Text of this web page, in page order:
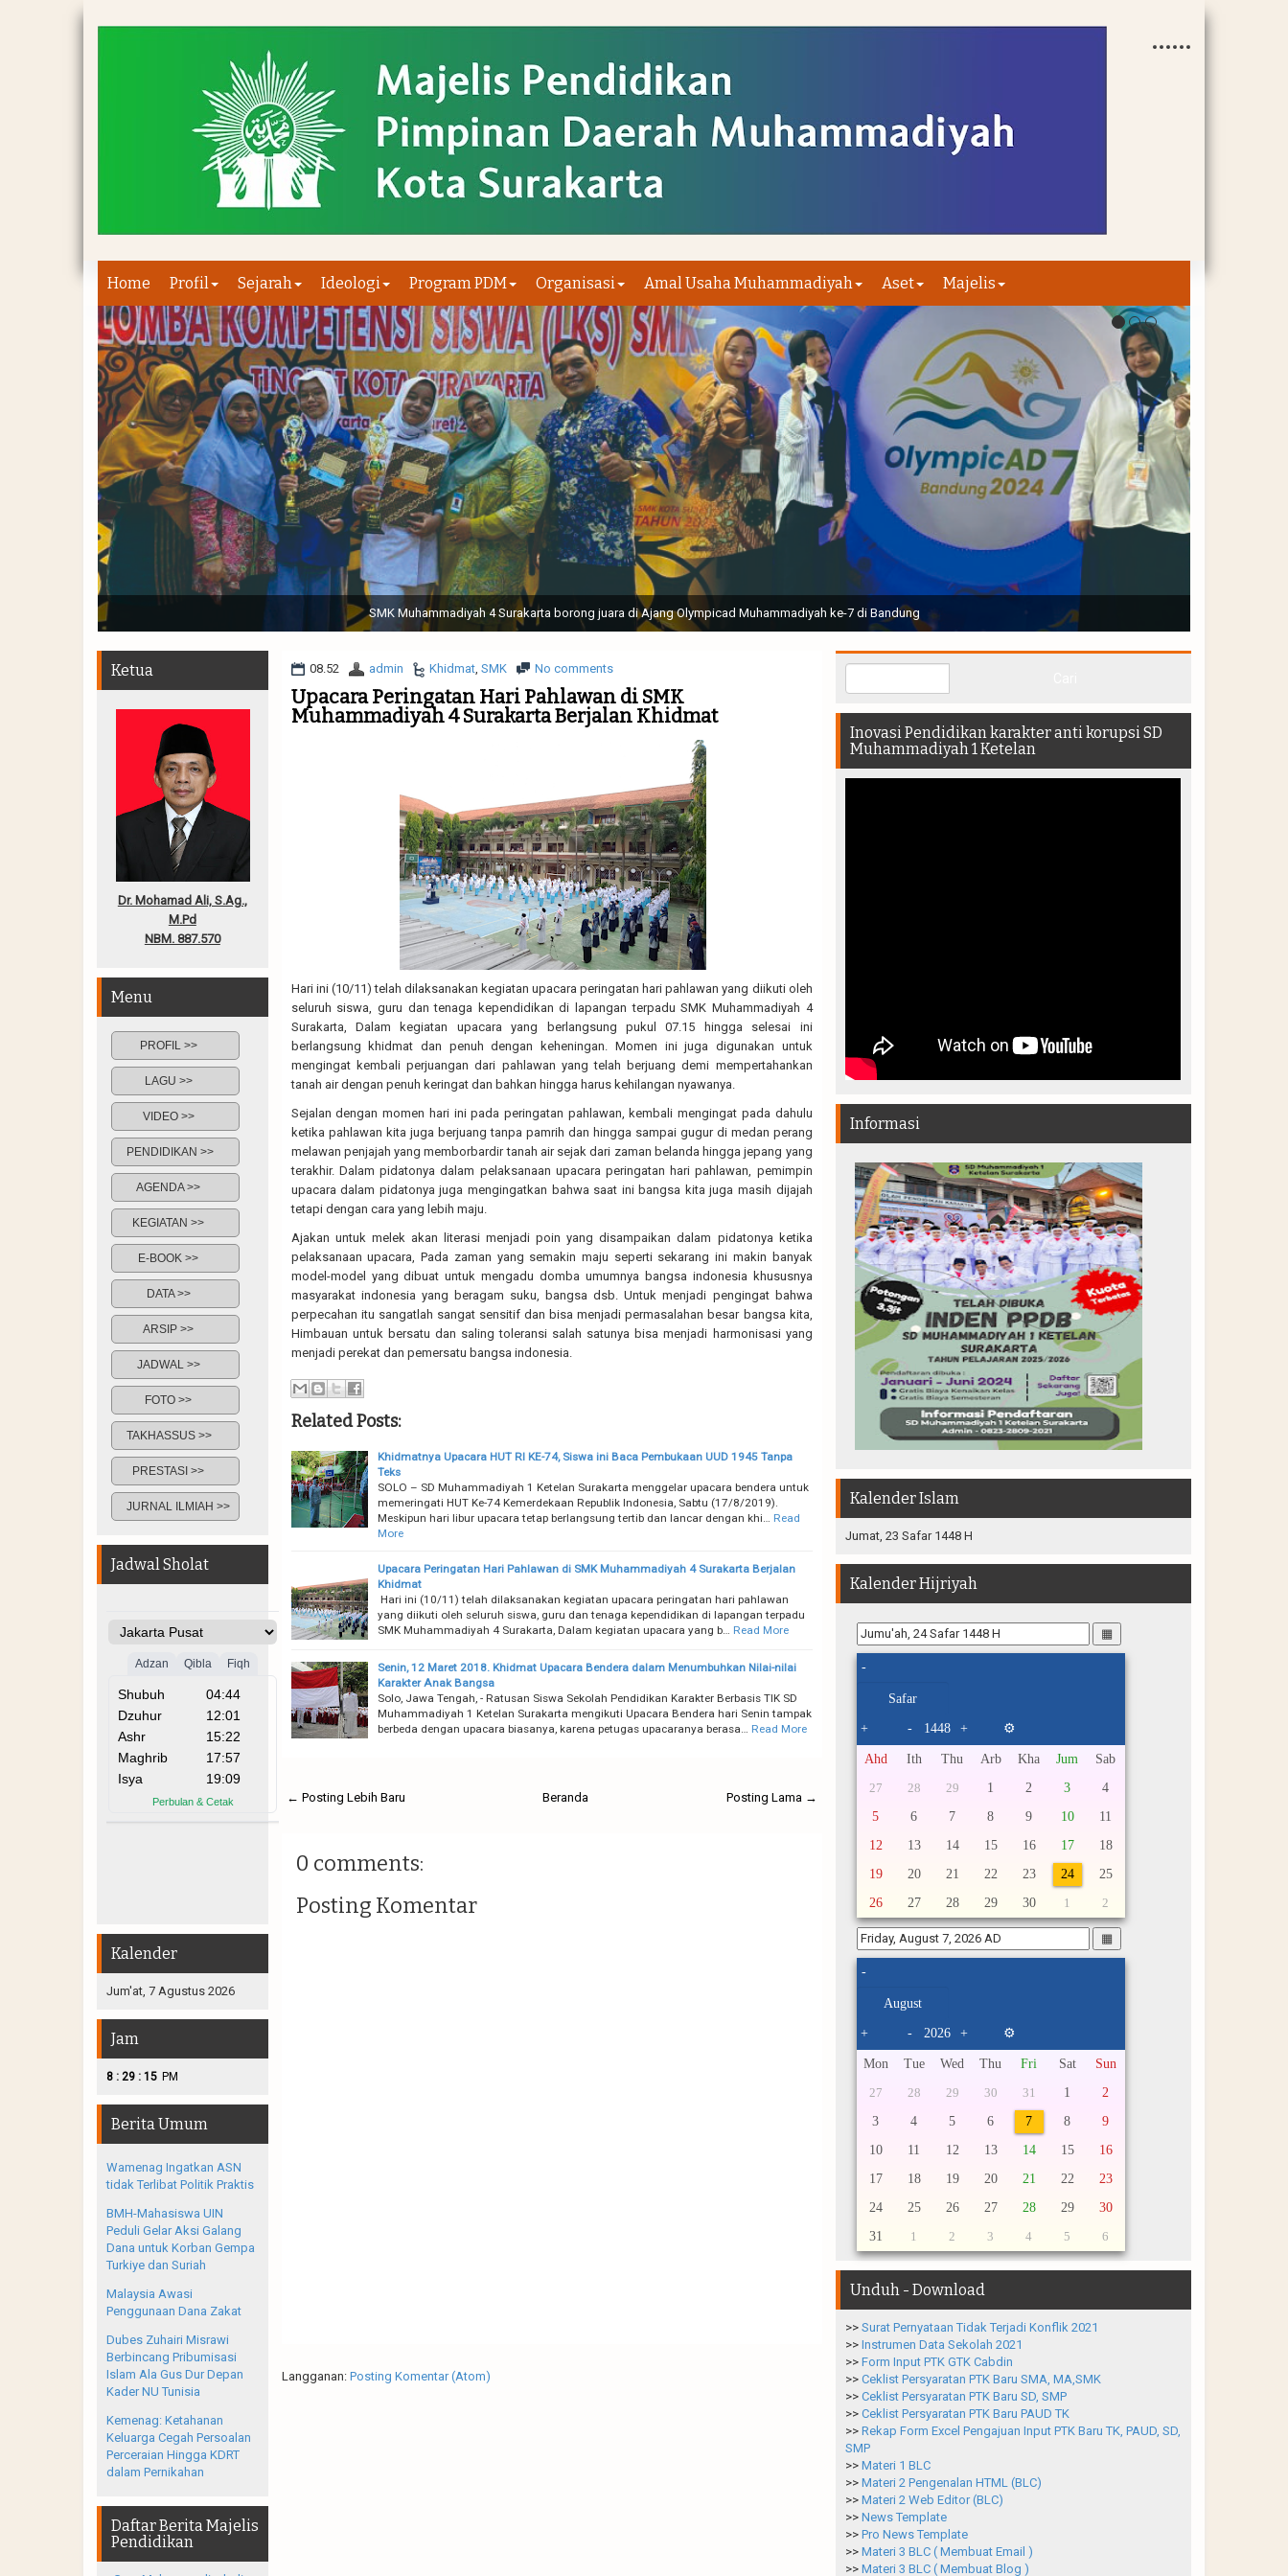
Home Profil Sejarah Ideologi Program PDM Organisasi Amal Usaha Muhammadiyah Aset Majelis
Sabtu, 19 November 2022. (dari kiri) Pertunjukan Tapak Suci Perguruan Muhammadiyah ( TSPM ) di Stadion Manahan Solo || Ir. H. Joko Widodo selaku Presiden RI membuka Acara Muktamar
Muhammadiyah 48 || Pertunjukan bendera dan tari memukau seluruh Muktamar dan Muktamirin yang hadir di dalam stadion
08.52 admin Khidmat, SMK No comments
Upacara Peringatan Hari Pahlawan di SMK
Muhammadiyah 4 Surakarta Berjalan Khidmat
Hari ini (10/11) telah dilaksanakan kegiatan upacara peringatan hari pahlawan yang diikuti oleh
seluruh siswa, guru dan tenaga kependidikan di lapangan terpadu SMK Muhammadiyah 4
Surakarta, Dalam kegiatan upacara yang berlangsung pukul 07.15 hingga selesai ini
berlangsung khidmat dan penuh dengan keheningan. Momen ini juga digunakan untuk
mengingat kembali perjuangan dari pahlawan yang telah berjuang demi mempertahankan
tanah air dengan penuh keringat dan bahkan hingga harus kehilangan nyawanya.
Sejalan dengan momen hari ini pada peringatan pahlawan, kembali mengingat pada dahulu
ketika pahlawan kita juga berjuang tanpa pamrih dan hingga sampai gugur di medan perang
melawan penjajah yang memborbardir tanah air sejak dari zaman belanda hingga jepang yang
terakhir. Dalam pidatonya dalam pelaksanaan upacara peringatan hari pahlawan, pemimpin
upacara dalam pidatonya juga mengingatkan bahwa saat ini bangsa kita juga masih dijajah
tetapi dengan cara yang lebih maju.
Ajakan untuk melek akan literasi menjadi poin yang disampaikan dalam pidatonya ketika
pelaksanaan upacara, Pada zaman yang semakin maju seperti sekarang ini makin banyak
model-model yang dibuat untuk mengadu domba umumnya bangsa indonesia khususnya
masyarakat indonesia yang beragam suku, bangsa dsb. Untuk menjadi pengingat bahwa
perpecahan itu sangatlah sangat sensitif dan bisa menjadi permasalahan besar bangsa kita,
Himbauan untuk bersatu dan saling toleransi salah satunya bisa menjadi harmonisasi yang
menjadi perekat dan pemersatu bangsa indonesia.
Related Posts:
Khidmatnya Upacara HUT RI KE-74, Siswa ini Baca Pembukaan UUD 1945 Tanpa
Teks
SOLO – SD Muhammadiyah 1 Ketelan Surakarta menggelar upacara bendera untuk
memeringati HUT Ke-74 Kemerdekaan Republik Indonesia, Sabtu (17/8/2019).
Meskipun hari libur upacara tetap berlangsung tertib dan lancar dengan khi…
Read
More
Upacara Peringatan Hari Pahlawan di SMK Muhammadiyah 4 Surakarta Berjalan
Khidmat
Hari ini (10/11) telah dilaksanakan kegiatan upacara peringatan hari pahlawan
yang diikuti oleh seluruh siswa, guru dan tenaga kependidikan di lapangan terpadu
SMK Muhammadiyah 4 Surakarta, Dalam kegiatan upacara yang b…
Read More
Senin, 12 Maret 2018. Khidmat Upacara Bendera dalam Menumbuhkan Nilai-nilai
Karakter Anak Bangsa
Solo, Jawa Tengah, - Ratusan Siswa Sekolah Pendidikan Karakter Berbasis TIK SD
Muhammadiyah 1 Ketelan Surakarta mengikuti Upacara Bendera hari Senin tampak
berbeda dengan upacara biasanya, karena petugas upacaranya berasa…
Read More
← Posting Lebih Baru Posting Lama →
Beranda
0 comments:
Posting Komentar
Langganan: Posting Komentar (Atom)
Ketua
Dr. Mohamad Ali, S.Ag.,
M.Pd
NBM. 887.570
Menu
PROFIL >>
LAGU >>
VIDEO >>
PENDIDIKAN >>
AGENDA >>
KEGIATAN >>
E-BOOK >>
DATA >>
ARSIP >>
JADWAL >>
FOTO >>
TAKHASSUS >>
PRESTASI >>
JURNAL ILMIAH >>
Jadwal Sholat
Kalender
Jum'at, 7 Agustus 2026
Jam
8 : 29 : 16 PM
Berita Umum
Wamenag Ingatkan ASN
tidak Terlibat Politik Praktis
BMH-Mahasiswa UIN
Peduli Gelar Aksi Galang
Dana untuk Korban Gempa
Turkiye dan Suriah
Malaysia Awasi
Penggunaan Dana Zakat
Dubes Zuhairi Misrawi
Berbincang Pribumisasi
Islam Ala Gus Dur Depan
Kader NU Tunisia
Kemenag: Ketahanan
Keluarga Cegah Persoalan
Perceraian Hingga KDRT
dalam Pernikahan
Daftar Berita Majelis
Pendidikan
Inovasi Pendidikan karakter anti korupsi SD
Muhammadiyah 1 Ketelan
Informasi
Kalender Islam
Jumat, 23 Safar 1448 H
Kalender Hijriyah
▦
-
+ - + ⚙
Ahd Ith Thu Arb Kha Jum Sab
27 28 29 1 2 3
4
5
6 7 8 9 10
11
12
13 14 15 16 17
18
19
20 21 22 23 24
25
26
27 28 29 30 1 2
▦
-
+ - + ⚙
Mon Tue Wed Thu Fri Sat Sun
27 28 29 30 31 1
2
3
4 5 6 7 8
9
10
11 12 13 14 15
16
17
18 19 20 21 22
23
24
25 26 27 28 29
30
31
1 2 3 4 5 6
Unduh - Download
>> Surat Pernyataan Tidak Terjadi Konflik 2021
>> Instrumen Data Sekolah 2021
>> Form Input PTK GTK Cabdin
>> Ceklist Persyaratan PTK Baru SMA, MA,SMK
>> Ceklist Persyaratan PTK Baru SD, SMP
>> Ceklist Persyaratan PTK Baru PAUD TK
>> Rekap Form Excel Pengajuan Input PTK Baru TK, PAUD, SD,
SMP
>> Materi 1 BLC
>> Materi 2 Pengenalan HTML (BLC)
>> Materi 2 Web Editor (BLC)
>> News Template
>> Pro News Template
>> Materi 3 BLC ( Membuat Email )
>> Materi 3 BLC ( Membuat Blog )